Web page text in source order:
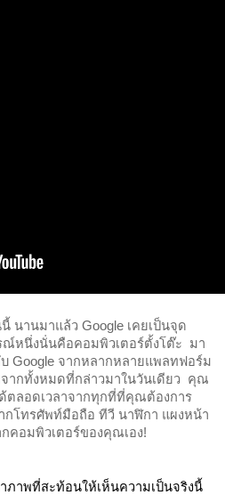
นานมาแล้ว Google เคยเป็นจุด
หนึ่งนั่นคือคอมพิวเตอร์ตั้งโต๊ะ  มา
Google จากหลากหลายแพลทฟอร์ม
กทั้งหมดที่กล่าวมาในวันเดียว  คุณ
ตลอดเวลาจากทุกที่ที่คุณต้องการ
กโทรศัพท์มือถือ ทีวี นาฬิกา แผงหน้า
คอมพิวเตอร์ของคุณเอง!
ภาพที่สะท้อนให้เห็นความเป็นจริงนี้